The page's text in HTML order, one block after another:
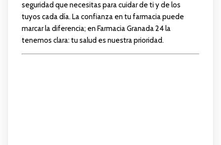
seguridad que necesitas para cuidar de ti y de los
tuyos cada día. La confianza en tu farmacia puede
marcar la diferencia; en Farmacia Granada 24 la
tenemos clara: tu salud es nuestra prioridad.